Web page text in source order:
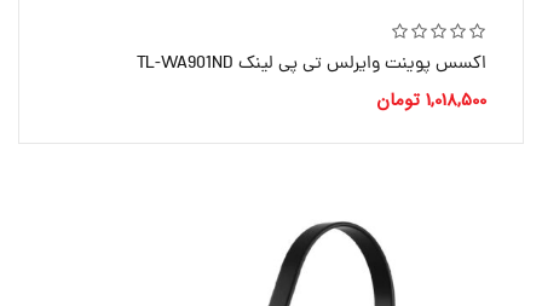
اکسس پوینت وایرلس تی پی لینک TL-WA901ND
1,018,500 تومان